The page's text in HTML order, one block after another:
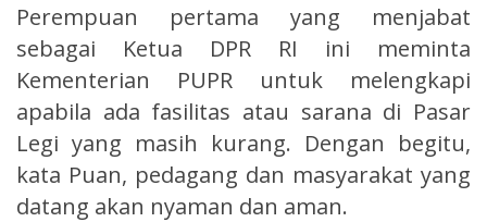
Perempuan pertama yang menjabat
sebagai Ketua DPR RI ini meminta
Kementerian PUPR untuk melengkapi
apabila ada fasilitas atau sarana di Pasar
Legi yang masih kurang. Dengan begitu,
kata Puan, pedagang dan masyarakat yang
datang akan nyaman dan aman.